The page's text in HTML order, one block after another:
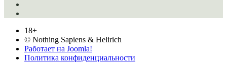
18+
© Nothing Sapiens & Helirich
Работает на Joomla!
Политика конфиденциальности